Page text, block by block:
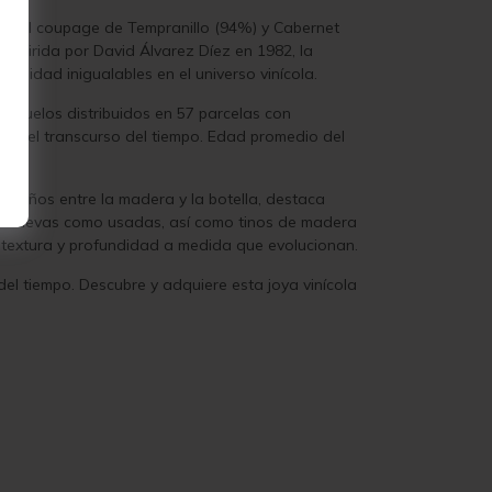
coupage de Tempranillo (94%) y Cabernet
por David Álvarez Díez en 1982, la
inigualables en el universo vinícola.
suelos distribuidos en 57 parcelas con
y el transcurso del tiempo. Edad promedio del
años entre la madera y la botella, destaca
como usadas, así como tinos de madera
y profundidad a medida que evolucionan.
tiempo. Descubre y adquiere esta joya vinícola